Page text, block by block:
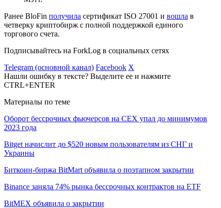
Ранее BloFin получила сертификат ISO 27001 и вошла в
четверку криптобирж с полной поддержкой единого
торгового счета.
Подписывайтесь на ForkLog в социальных сетях
Telegram (основной канал) Facebook X
Нашли ошибку в тексте? Выделите ее и нажмите
CTRL+ENTER
Материалы по теме
Оборот бессрочных фьючерсов на CEX упал до минимумов
2023 года
Bitget начислит до $520 новым пользователям из СНГ и
Украины
Биткоин-биржа BitMart объявила о поэтапном закрытии
Binance заняла 74% рынка бессрочных контрактов на ETF
BitMEX объявила о закрытии